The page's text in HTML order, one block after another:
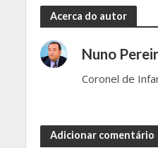
Acerca do autor
Nuno
Coronel de
Adicionar comentário